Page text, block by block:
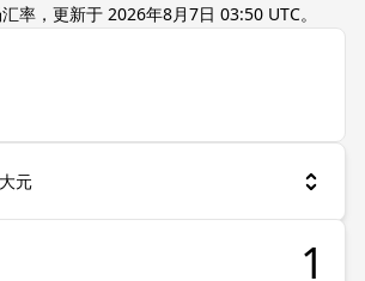
率，更新于 2026年8月7日 03:50 UTC。
元